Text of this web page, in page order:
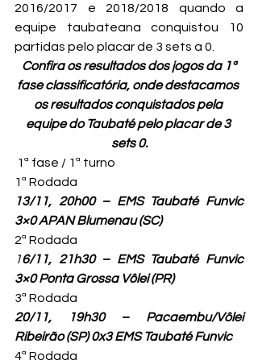
2016/2017 e 2018/2018 quando a
equipe taubateana conquistou 10
partidas pelo placar de 3 sets a 0.
Confira os resultados dos jogos da 1ª
fase classificatória, onde destacamos
os resultados conquistados pela
equipe do Taubaté pelo placar de 3
sets 0.
1ª fase / 1ª turno
13/11, 20h00 – EMS Taubaté Funvic
3×0 APAN Blumenau (SC)
16/11, 21h30 – EMS Taubaté Funvic
3×0 Ponta Grossa Vôlei (PR)
20/11, 19h30 – Pacaembu/Vôlei
Ribeirão (SP) 0x3 EMS Taubaté Funvic